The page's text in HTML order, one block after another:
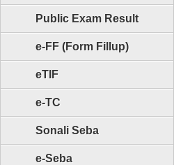
Public Exam Result
e-FF (Form Fillup)
eTIF
e-TC
Sonali Seba
e-Seba